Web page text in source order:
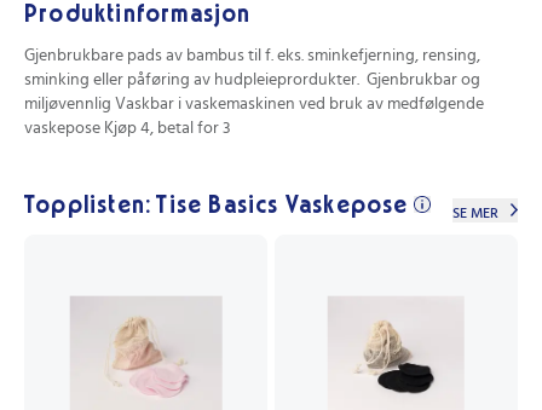
Produktinformasjon
Gjenbrukbare pads av bambus til f. eks. sminkefjerning, rensing,
sminking eller påføring av hudpleieprordukter. Gjenbrukbar og
miljøvennlig Vaskbar i vaskemaskinen ved bruk av medfølgende
vaskepose Kjøp 4, betal for 3
Topplisten: Tise Basics Vaskepose SE MER